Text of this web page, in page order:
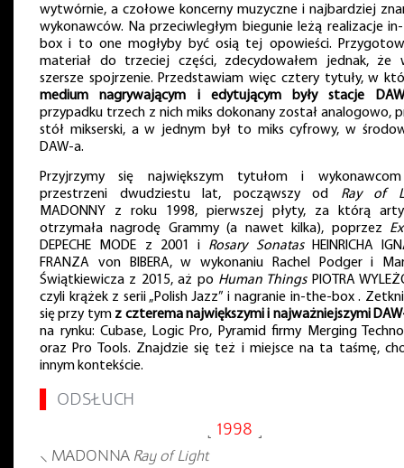
wytwórnie, a czołowe koncerny muzyczne i najbardziej
wykonawców. Na przeciwległym biegunie leżą realizacje
box i to one mogłyby być osią tej opowieści.
materiał do trzeciej części, zdecydowałem jednak, że
szersze spojrzenie. Przedstawiam więc cztery tytuły, w
medium nagrywającym i edytującym były stacje DAW
przypadku trzech z nich miks dokonany został analogowo,
stół mikserski, a w jednym był to miks cyfrowy, w
DAW-a.
Przyjrzymy się największym tytułom i
przestrzeni dwudziestu lat, począwszy od Ray of
MADONNY z roku 1998, pierwszej płyty, za którą
otrzymała nagrodę Grammy (a nawet kilka), poprzez
DEPECHE MODE z 2001 i Rosary SonatasHEINRICHA
FRANZA von BIBERA, w wykonaniu Rachel Podger i
Świątkiewicza z 2015, aż po Human ThingsPIOTRA
czyli krążek z serii „Polish Jazz” i nagranie in-the-box .
się przy tym z czterema największymi i najważniejszymi
na rynku: Cubase, Logic Pro, Pyramid firmy Merging
oraz Pro Tools. Znajdzie się też i miejsce na ta taśmę,
innym kontekście.
ODSŁUCH
1998
⸜ MADONNA Ray of Light